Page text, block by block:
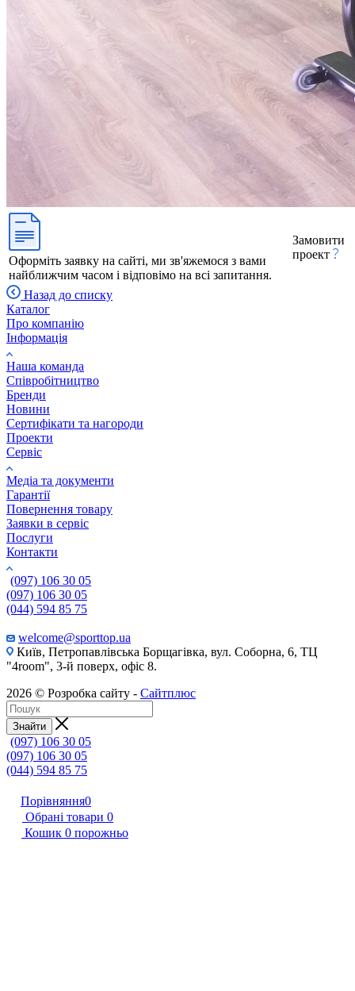
Оформіть заявку на сайті, ми зв'яжемося з вами
найближчим часом і відповімо на всі запитання.
Замовити
проект
Назад до списку
Каталог
Про компанію
Інформація
Наша команда
Співробітництво
Бренди
Новини
Сертифікати та нагороди
Проекти
Сервіс
Медіа та документи
Гарантії
Повернення товару
Заявки в сервіс
Послуги
Контакти
(097) 106 30 05
(097) 106 30 05
(044) 594 85 75
welcome@sporttop.ua
Київ, Петропавлівська Борщагівка, вул. Соборна, 6, ТЦ
"4room", 3-й поверх, офіс 8.
2026 © Розробка сайту - Сайтплюс
Знайти
(097) 106 30 05
(097) 106 30 05
(044) 594 85 75
Порівняння0
Обрані товари 0
Кошик 0 порожньо